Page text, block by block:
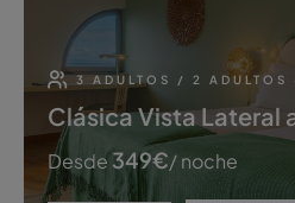
3 ADULTOS / 2 ADULTOS
Clásica Vista Lateral
Desde 349€/ noche